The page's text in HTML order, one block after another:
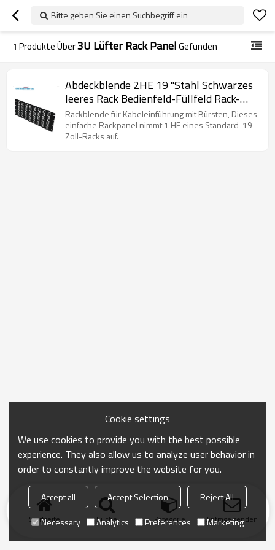
Bitte geben Sie einen Suchbegriff ein
1 Produkte Über3U Lüfter Rack PanelGefunden
Abdeckblende 2HE 19 "Stahl Schwarzes
leeres Rack Bedienfeld-Füllfeld Rack-
Montagefeld
Rackblende für Kabeleinführung mit Bürsten, Dieses
einfache Rackpanel nimmt 1 HE eines Standard-19-
Zoll-Racks auf.
Startseite Suche Kategorie Anfrage senden
Cookie settings
We use cookies to provide you with the best possible
experience. They also allow us to analyze user behavior in
order to constantly improve the website for you.
Accept all Accept Selection
Reject All
Necessary
Analytics Preferences Marketing